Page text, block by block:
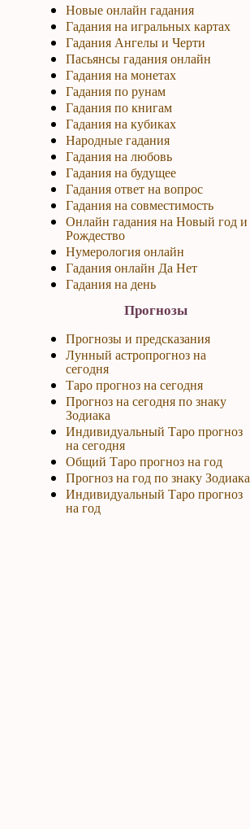
Новые онлайн гадания
Гадания на игральных картах
Гадания Ангелы и Черти
Пасьянсы гадания онлайн
Гадания на монетах
Гадания по рунам
Гадания по книгам
Гадания на кубиках
Народные гадания
Гадания на любовь
Гадания на будущее
Гадания ответ на вопрос
Гадания на совместимость
Онлайн гадания на Новый год и
Рождество
Нумерология онлайн
Гадания онлайн Да Нет
Гадания на день
Прогнозы
Прогнозы и предсказания
Лунный астропрогноз на
сегодня
Таро прогноз на сегодня
Прогноз на сегодня по знаку
Зодиака
Индивидуальный Таро прогноз
на сегодня
Общий Таро прогноз на год
Прогноз на год по знаку Зодиака
Индивидуальный Таро прогноз
на год